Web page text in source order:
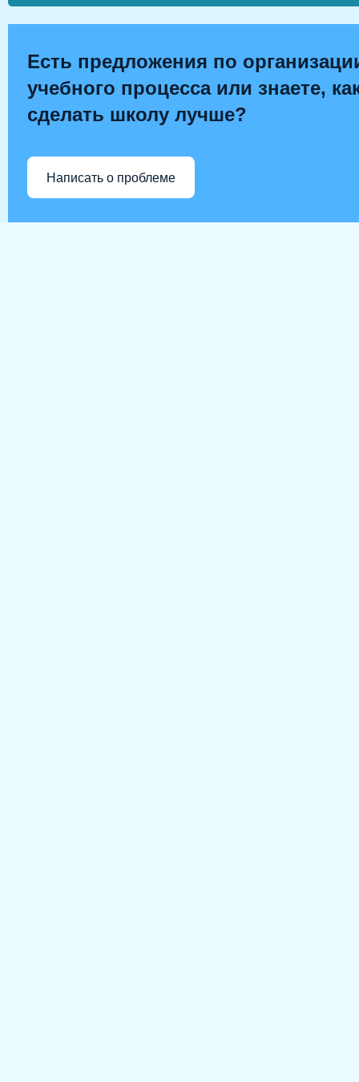
Есть предложения по
учебного процесса или знаете,
сделать школу лучше?
Написать о проблеме